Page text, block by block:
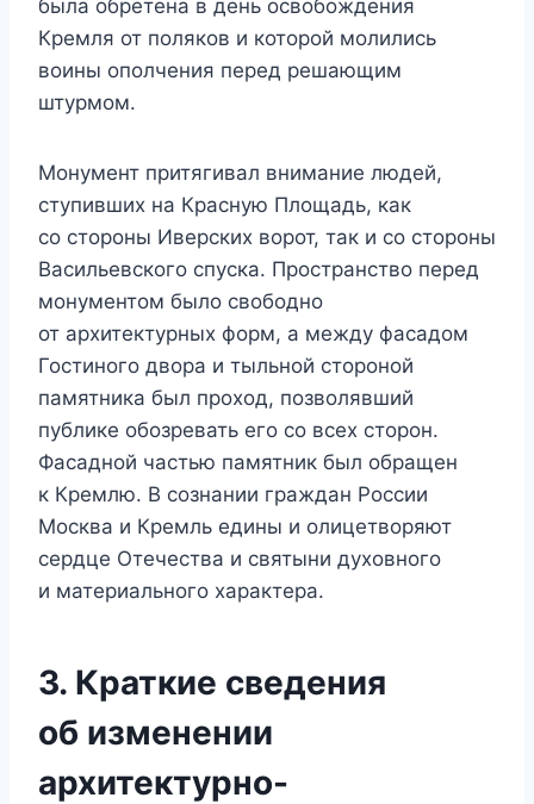
была обретена в день освобождения
Кремля от поляков и которой молились
воины ополчения перед решающим
штурмом.
Монумент притягивал внимание людей,
ступивших на Красную Площадь, как
со стороны Иверских ворот, так и со стороны
Васильевского спуска. Пространство перед
монументом было свободно
от архитектурных форм, а между фасадом
Гостиного двора и тыльной стороной
памятника был проход, позволявший
публике обозревать его со всех сторон.
Фасадной частью памятник был обращен
к Кремлю. В сознании граждан России
Москва и Кремль едины и олицетворяют
сердце Отечества и святыни духовного
и материального характера.
3. Краткие сведения
об изменении
архитектурно-